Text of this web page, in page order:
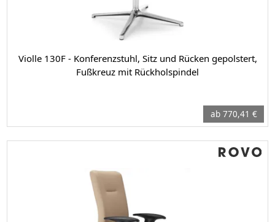
Violle 130F - Konferenzstuhl, Sitz und Rücken gepolstert,
Fußkreuz mit Rückholspindel
ab 770,41 €